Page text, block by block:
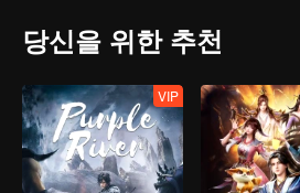
당신을 위한 추천
VIP